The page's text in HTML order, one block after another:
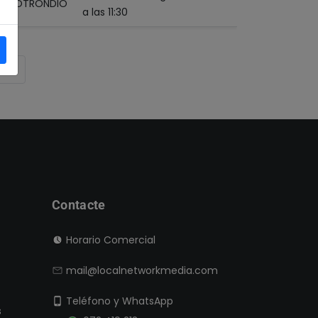
- SOTRONDIO
a las 11:30
Contacte
Horario Comercial
mail@localnetworkmedia.com
Teléfono y WhatsApp